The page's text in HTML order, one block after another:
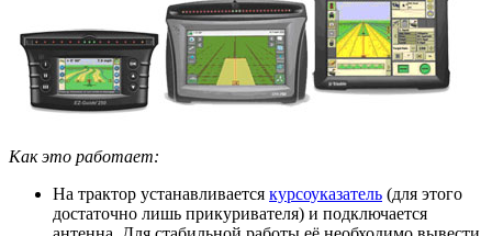
Как это работает:
На трактор устанавливается курсоуказатель (для этого
достаточно лишь прикуривателя) и подключается